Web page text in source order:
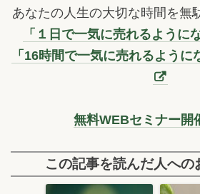
あなたの人生の大切な時間を無
「１日で一気に売れるように
「16時間で一気に売れるように
無料WEBセミナー開
この記事を読んだ人への